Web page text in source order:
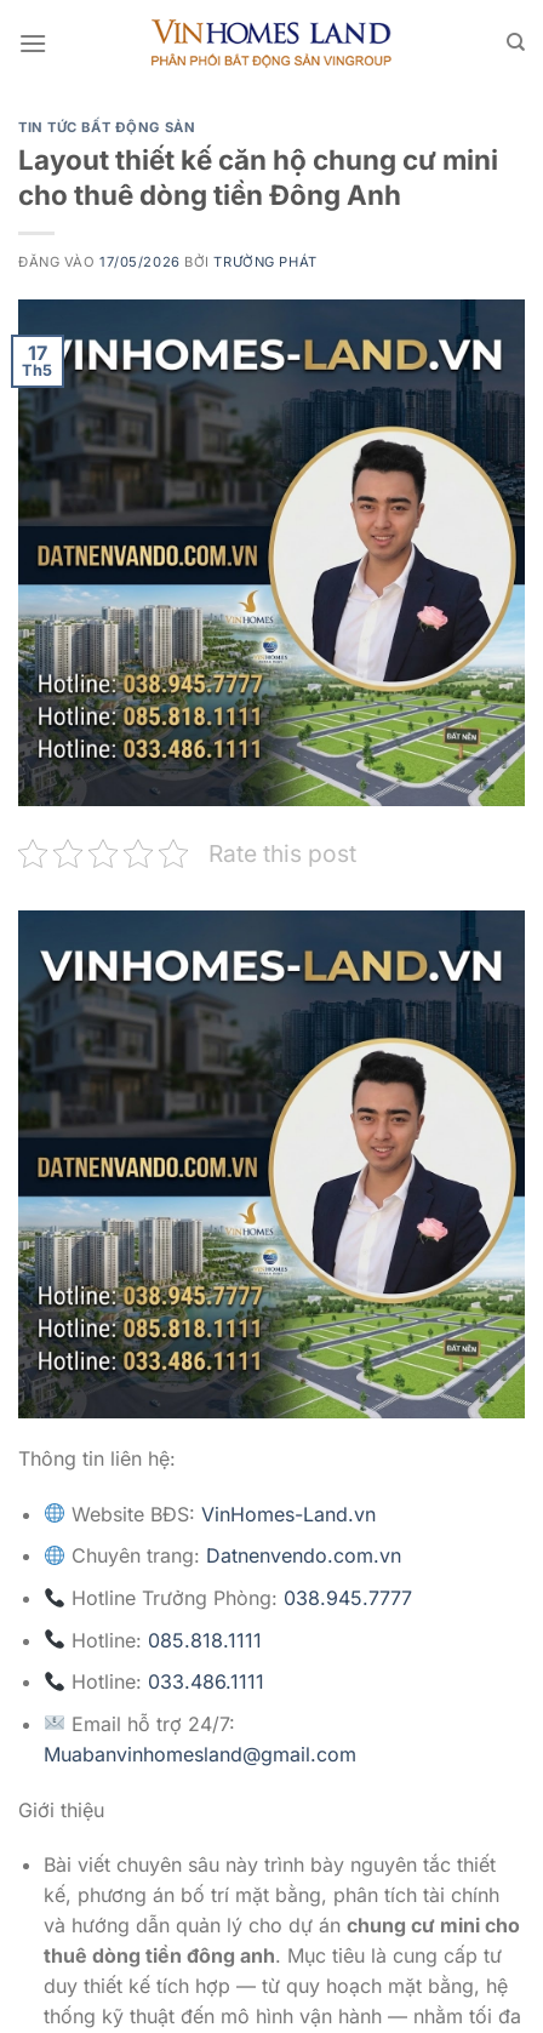
qua
TIN TỨC BẤT ĐỘNG SẢN
Layout thiết kế căn hộ chung cư mini
cho thuê dòng tiền Đông Anh
ĐĂNG VÀO17/05/2026 BỞITRƯỜNG PHÁT
17
Th5
Rate this post
Thông tin liên hệ:
Website BĐS:VinHomes-Land.vn
Chuyên trang: Datnenvendo.com.vn
Hotline Trưởng Phòng: 038.945.7777
Hotline: 085.818.1111
Hotline: 033.486.1111
Email hỗ trợ 24/7:
Muabanvinhomesland@gmail.com
Giới thiệu
Bài viết chuyên sâu này trình bày nguyên tắc thiết
kế, phương án bố trí mặt bằng, phân tích tài chính
và hướng dẫn quản lý cho dự án chung cư mini cho
thuê dòng tiền đông anh. Mục tiêu là cung cấp tư
duy thiết kế tích hợp — từ quy hoạch mặt bằng, hệ
thống kỹ thuật đến mô hình vận hành — nhằm tối đa